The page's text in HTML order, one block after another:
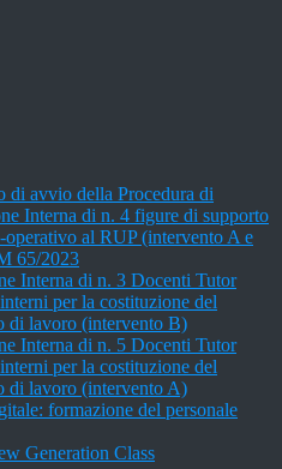
di avvio della Procedura di
Interna di n. 4 figure di supporto
operativo al RUP (intervento A e
65/2023
Interna di n. 3 Docenti Tutor
per la costituzione del
di lavoro (intervento B)
Interna di n. 5 Docenti Tutor
per la costituzione del
di lavoro (intervento A)
formazione del personale
Generation Class